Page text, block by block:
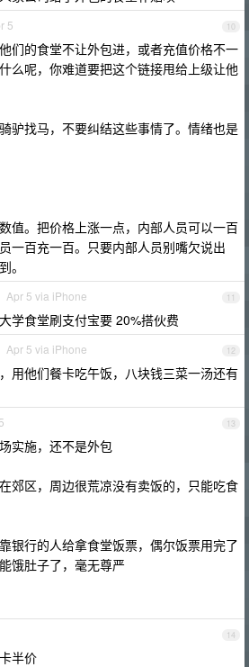
10
5
们的食堂不让外包进，或者充值价格不一
么呢，你难道要把这个链接甩给上级让他
驴找马，不要纠结这些事情了。情绪也是
值。把价格上涨一点，内部人员可以一百
一百充一百。只要内部人员别嘴欠说出
。
11
Apr 5 via iPhone
学食堂刷支付宝要 20%搭伙费
12
Apr 5 via iPhone
用他们餐卡吃午饭，八块钱三菜一汤还有
13
实施，还不是外包
郊区，周边很荒凉没有卖饭的，只能吃食
银行的人给拿食堂饭票，偶尔饭票用完了
饿肚子了，毫无尊严
14
半价